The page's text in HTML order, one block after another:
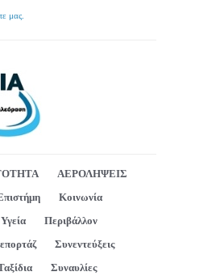
μας.
ΑΕΡΟΛΗΨΕΙΣ
Κοινωνία
Υγεία
Περιβάλλον
Συνεντεύξεις
Συναυλίες